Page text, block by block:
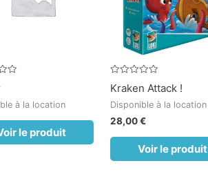
à la location
le produit
Note
0
sur
5
Kraken Attack !
Disponible à la location
28,00€
Voir le produit